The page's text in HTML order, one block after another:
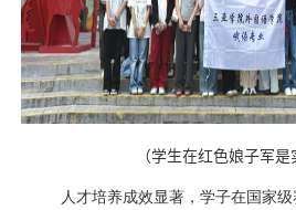
（学生在红色娘子军是
人才培养成效显著，学子在国家